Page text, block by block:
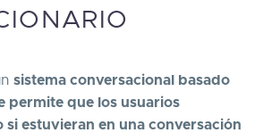
sistema conversacional basado
permite que los usuarios
si estuvieran en una conversación